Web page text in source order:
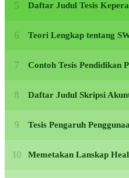
Daftar Judul Tesis
Teori Lengkap tentang
Contoh Tesis Pendidikan
Daftar Judul Skripsi
Tesis Pengaruh
Memetakan Lanskap